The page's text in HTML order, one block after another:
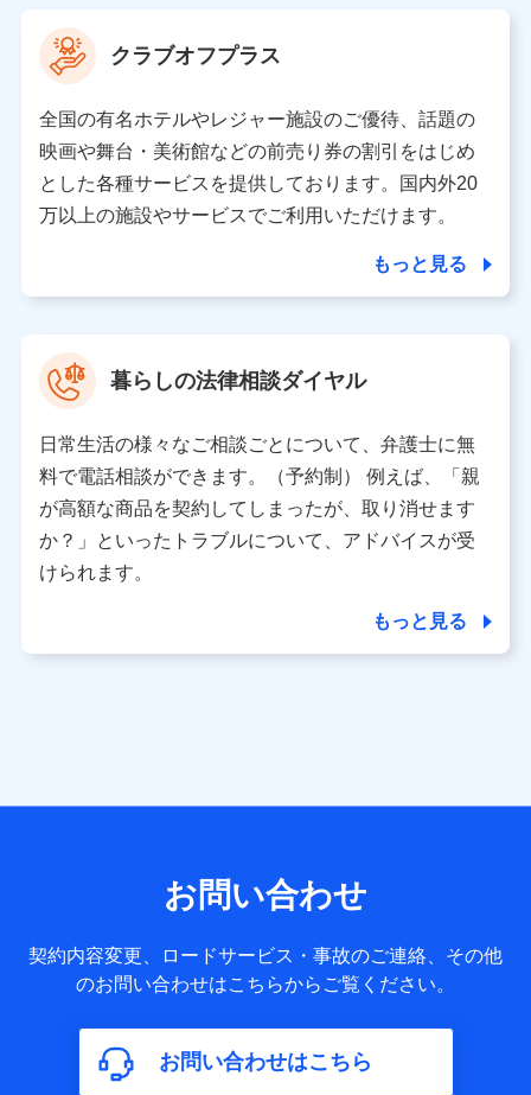
上記に係る案内・手続き・管理等付帯業務を行うため
【当該個人データの管理について責任を有する者の名称・住
所・代表者名】
当該個人データを取り扱う各共同利用者（詳細は次のとお
り）
東京都千代田区永田町2丁目11番1号 山王パークタワー
株式会社NTTドコモ 代表取締役社長 前田 義晃
東京都中央区日本橋人形町2-14-10 アーバンネット日本橋
ビル 3F
※ 当社および株式会社NTTドコモは、お客さまの情報を利
データ憲章」に定める行動原則を順守します 。
※ パーソナルデータダッシュボードの「第三者提供の管
理」の設定状態にかかわらず、共同利用する場合がありま
※ dポイントクラブ会員ではないお客さま（2019年12月11
日以降、一度もdポイントクラブ会員であったことがないお
個人データは、こちら の利用目的の範囲内に限って共同利
用します。
サービス提供等を通じて取得した、以下の情報などの個人デ
基本情報
氏名、電話番号、メールアドレス、お客さまの識別子、
属性、連絡先、dポイントサービスのご利用に関する情
構成、住所、dポイント残高、dポイント利用履歴などが
含まれます。
利用情報
クラブオフプラス
全国の有名ホテルやレジャー施設のご優待、話題の
映画や舞台・美術館などの前売り券の割引をはじめ
とした各種サービスを提供しております。国内外20
万以上の施設やサービスでご利用いただけます。
もっと見る
暮らしの法律相談ダイヤル
日常生活の様々なご相談ごとについて、弁護士に無
料で電話相談ができます。（予約制） 例えば、「親
が高額な商品を契約してしまったが、取り消せます
か？」といったトラブルについて、アドバイスが受
けられます。
もっと見る
お問い合わせ
契約内容変更、ロードサービス・事故のご連絡、その他
のお問い合わせはこちらからご覧ください。
お問い合わせはこちら